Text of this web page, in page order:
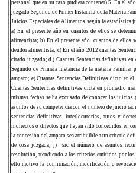
personal que en su caso pudiera contener).5. En el
juzgado Segundo de Primer Instancia de la Materia
Juicios Especiales de Alimentos según la
a) En el presente año en cuantos de ellos se
alimentista; b) En el presente año
cuantos de ellos
deudor alimentista; c) En el año 2012 cuantas
citado juzgado;d.) Cuantas Sentencias definitivas
Segundo de Primera Instancia de la materia
amparo; e) Cuantas Sentencias Definitivas dicto en
Cuantas Sentencias definitivas dicta en promedio
mismas fechas se ha excusado de conocer los
asuntos de su competencia con el numero de juicio
sentencias definitivas, interlocutorias, autos y
indirectos o directos que hayan sido concedidos en
la concesión del amparo sea atribuible a un criterio
de cosa juzgada;j)
sic el número de asuntos
resolución, atendiendo a los criterios emitidos por
ello motivo la confirmación, modificación o